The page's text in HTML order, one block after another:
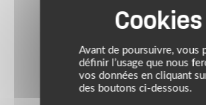
Avant de poursuivre, vous
définir l’usage que nous
vos données en cliquant
des boutons ci-dessous.